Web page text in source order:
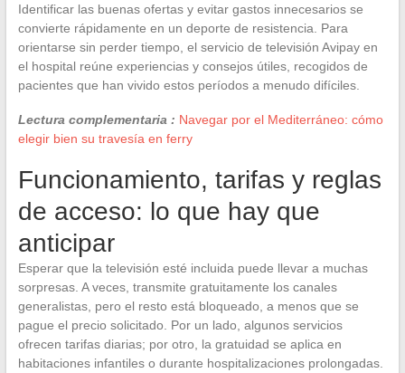
Identificar las buenas ofertas y evitar gastos innecesarios se
convierte rápidamente en un deporte de resistencia. Para
orientarse sin perder tiempo, el servicio de televisión Avipay en
el hospital reúne experiencias y consejos útiles, recogidos de
pacientes que han vivido estos períodos a menudo difíciles.
Lectura complementaria : Navegar por el Mediterráneo: cómo
elegir bien su travesía en ferry
Funcionamiento, tarifas y reglas
de acceso: lo que hay que
anticipar
Esperar que la televisión esté incluida puede llevar a muchas
sorpresas. A veces, transmite gratuitamente los canales
generalistas, pero el resto está bloqueado, a menos que se
pague el precio solicitado. Por un lado, algunos servicios
ofrecen tarifas diarias; por otro, la gratuidad se aplica en
habitaciones infantiles o durante hospitalizaciones prolongadas.